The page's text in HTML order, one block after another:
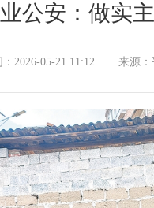
公安：做实
：2026-05-21 11:12 来源：